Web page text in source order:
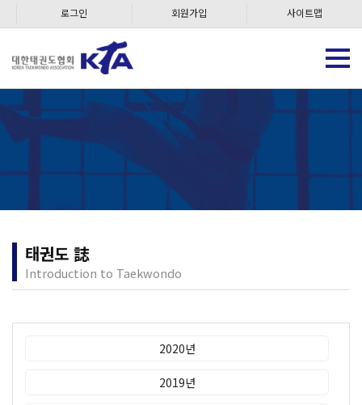
로그인 회원가입 사이트맵
태권도 誌
Introduction to Taekwondo
2020년
2019년